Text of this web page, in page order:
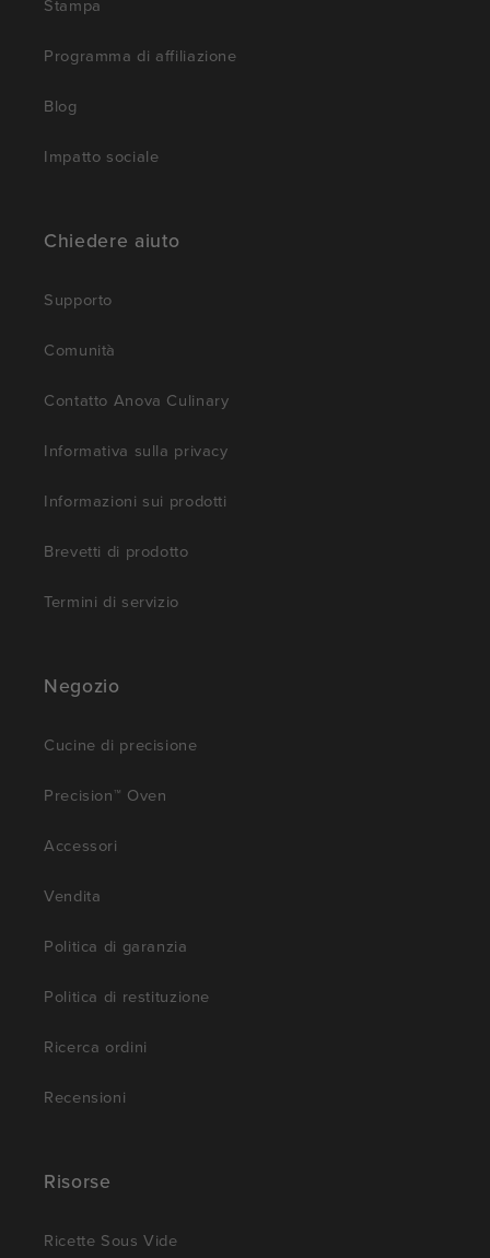
Stampa
Programma di affiliazione
Blog
Impatto sociale
Chiedere aiuto
Supporto
Comunità
Contatto Anova Culinary
Informativa sulla privacy
Informazioni sui prodotti
Brevetti di prodotto
Termini di servizio
Negozio
Cucine di precisione
Precision™ Oven
Accessori
Vendita
Politica di garanzia
Politica di restituzione
Ricerca ordini
Recensioni
Risorse
Ricette Sous Vide